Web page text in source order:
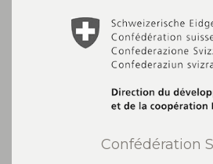
Confédération